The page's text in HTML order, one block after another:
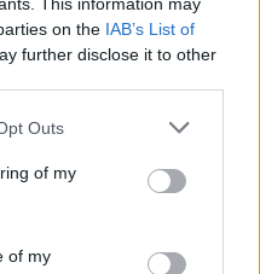
on the IAB’s List of
further disclose it to other
Outs
of my
of my
digital.
en
algunos puntos a
vivir como nómada